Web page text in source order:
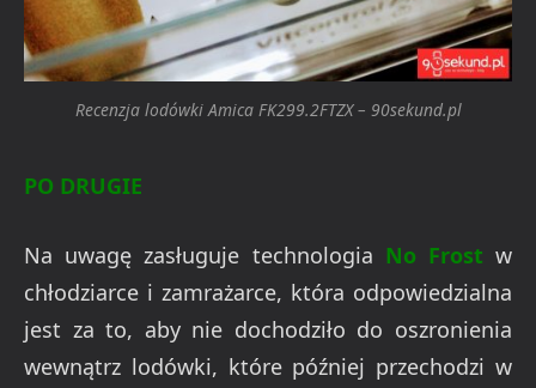
Recenzja lodówki Amica FK299.2FTZX – 90sekund.pl
PO DRUGIE
Na uwagę zasługuje technologia No Frost w
chłodziarce i zamrażarce, która odpowiedzialna
jest za to, aby nie dochodziło do oszronienia
wewnątrz lodówki, które później przechodzi w